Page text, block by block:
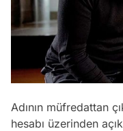
Adının müfredattan
hesabı üzerinden